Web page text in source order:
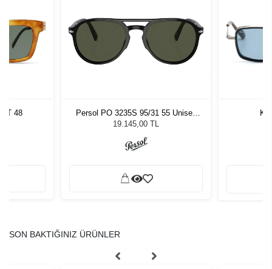
48
Persol PO 3235S 95/31 55 Unisex
Güneş Gözlüğü
19.145,00 TL
SON BAKTIĞINIZ ÜRÜNLER